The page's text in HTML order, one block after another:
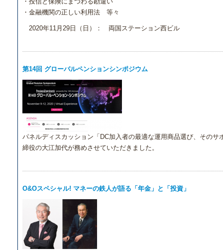
・金融機関の正しい利用法 等々
2020年11月29日（日）： 両国ステーション西ビル
第14回 グローバルペンションシンポジウム
パネルディスカッション「DC加入者の最適な運用商品選び、そのサ
締役の大江加代が務めさせていただきました。
O&Oスペシャル! マネーの鉄人が語る「年金」と「投資」